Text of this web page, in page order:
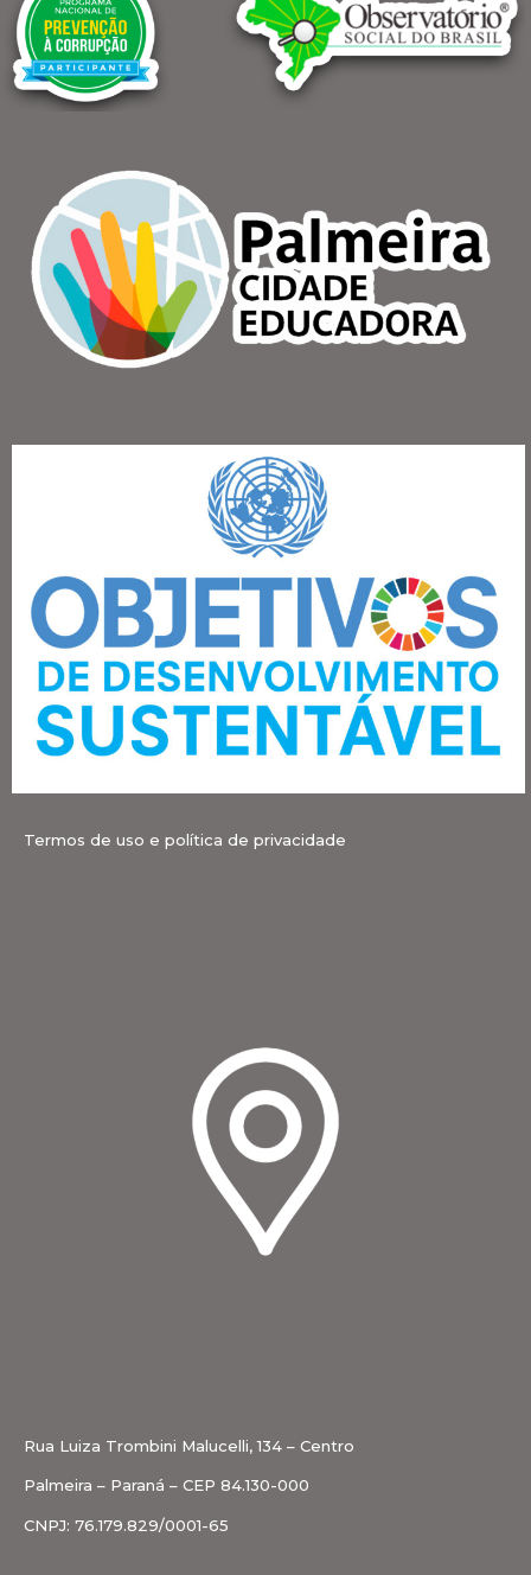
Termos de uso e política de privacidade
Rua Luiza Trombini Malucelli, 134 – Centro
Palmeira – Paraná – CEP 84.130-000
CNPJ: 76.179.829/0001-65